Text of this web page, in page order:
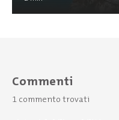
Commenti
1 commento trovati